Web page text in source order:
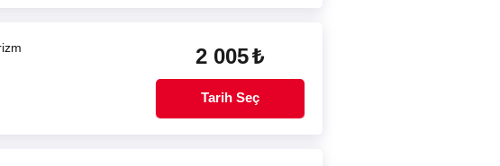
2 005₺
Tarih Seç